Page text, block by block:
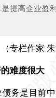
提高企业盈
（专栏作家 朱
难度很大
是目前中